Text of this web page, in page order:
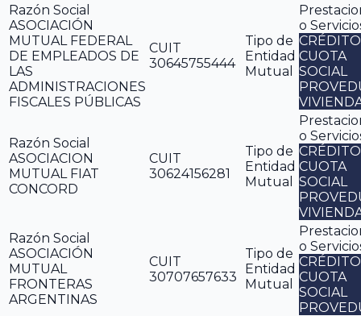
Razón Social
ASOCIACIÓN
MUTUAL FEDERAL
DE EMPLEADOS DE
LAS
ADMINISTRACIONES
FISCALES PÚBLICAS
CUIT
30645755444
Tipo de
Entidad
Mutual
o
CRÉDITO
CUOTA
SOCIAL
Razón Social
ASOCIACION
MUTUAL FIAT
CONCORD
CUIT
30624156281
Tipo de
Entidad
Mutual
o
CRÉDITO
CUOTA
SOCIAL
Razón Social
ASOCIACIÓN
MUTUAL
FRONTERAS
ARGENTINAS
CUIT
30707657633
Tipo de
Entidad
Mutual
o
CRÉDITO
CUOTA
SOCIAL